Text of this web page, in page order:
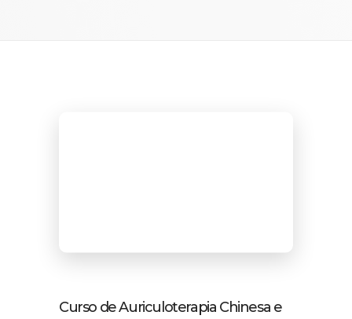
Curso de Auriculoterapia Chinesa e